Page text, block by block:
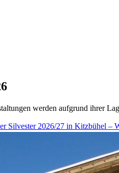
werden aufgrund ihrer
Silvester 2026/27 in Kitzbühel –